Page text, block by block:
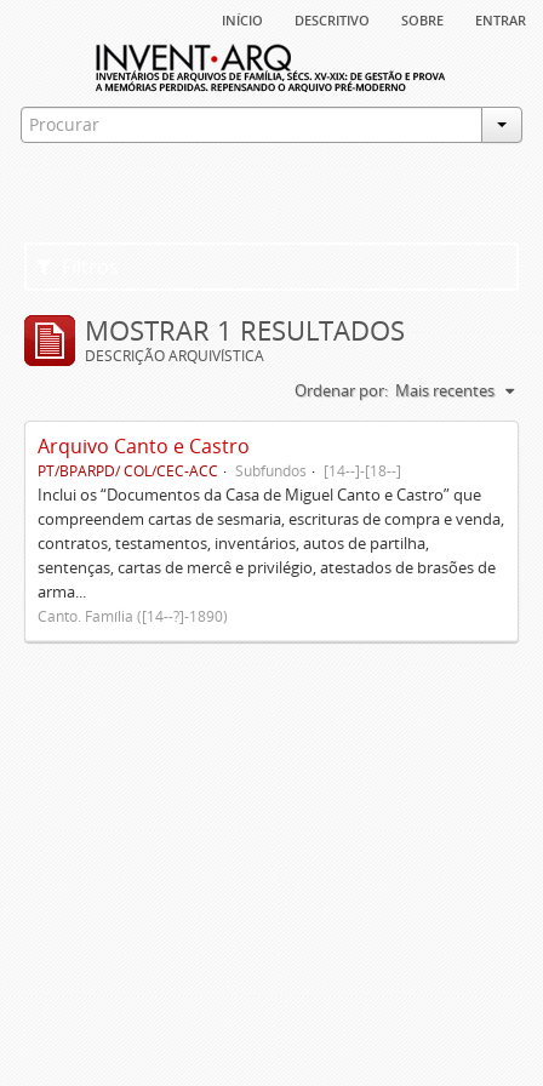
início descritivo sobre entrar
MOSTRAR 1 RESULTADOS
DESCRIÇÃO ARQUIVÍSTICA
Ordenar por: Mais recentes
Arquivo Canto e Castro
PT/BPARPD/ COL/CEC-ACC Subfundos [14--]-[18--]
Inclui os “Documentos da Casa de Miguel Canto e Castro” que
compreendem cartas de sesmaria, escrituras de compra e venda,
contratos, testamentos, inventários, autos de partilha,
sentenças, cartas de mercê e privilégio, atestados de brasões de
arma...
Canto. Família ([14--?]-1890)